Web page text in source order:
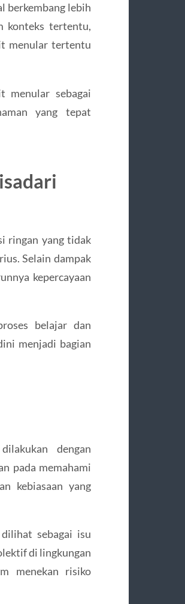
berkembang lebih
konteks tertentu,
menular tertentu
menular sebagai
yang tepat
ringan yang tidak
Selain dampak
kepercayaan
belajar dan
menjadi bagian
dengan
pada memahami
kebiasaan yang
sebagai isu
di lingkungan
menekan risiko